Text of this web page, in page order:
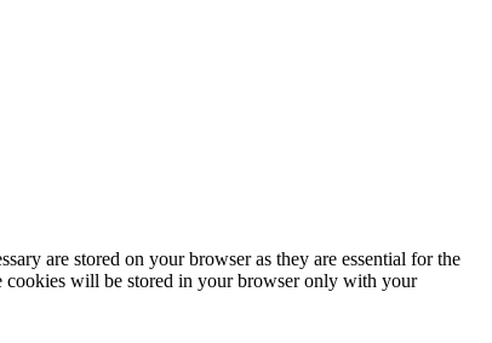
are stored on your browser as they are essential for the
cookies will be stored in your browser only with your